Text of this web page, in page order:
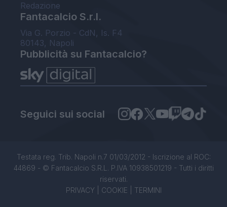
Redazione
Fantacalcio S.r.l.
Via G. Porzio - CdN, Is. F4
80143, Napoli
Pubblicità su Fantacalcio?
Seguici sui social
Testata reg. Trib. Napoli n.7 01/03/2012 - Iscrizione al ROC:
44869 - © Fantacalcio S.R.L. P.IVA 10938501219 - Tutti i diritti
riservati.
PRIVACY| COOKIE TERMINI